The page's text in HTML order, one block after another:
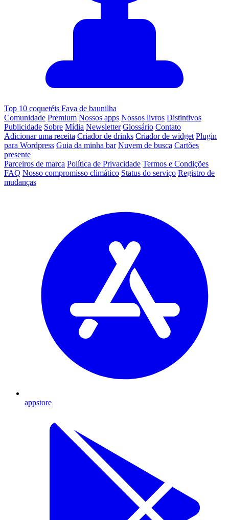
Top 10 coquetéis Fava de baunilha
Comunidade Premium Nossos apps Nossos livros Distintivos
Publicidade Sobre Mídia Newsletter Glossário Contato
Adicionar uma receita Criador de drinks Criador de widget Plugin
para Wordpress Guia da minha bar Nuvem de busca Cartões
presente
Parceiros de marca Política de Privacidade Termos e Condições
FAQ Nosso compromisso climático Status do serviço Registro de
mudanças
appstore